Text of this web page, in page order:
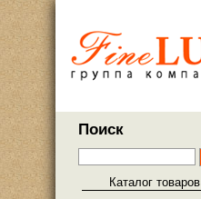
Поиск
Каталог товаров